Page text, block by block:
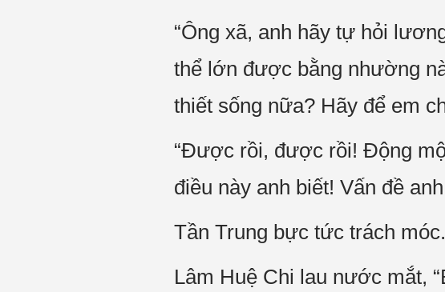
“Ông xã, anh hãy tự hỏi
thể lớn được bằng nhường
thiết sống nữa? Hãy để em
“Được rồi, được rồi! Động
điều này anh biết! Vấn đề
Tần Trung bực tức trách móc.
Lâm Huệ Chi lau nước mắt,